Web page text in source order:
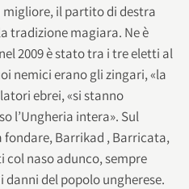
migliore, il partito di destra
tradizione magiara. Ne è
2009 è stato tra i tre eletti al
nemici erano gli zingari, «la
ebrei, «si stanno
l’Ungheria intera». Sul
Barrikad , Barricata,
col naso adunco, sempre
del popolo ungherese.